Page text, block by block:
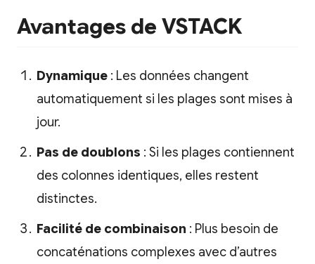
Avantages de VSTACK
Dynamique : Les données changent
automatiquement si les plages sont mises à
jour.
Pas de doublons : Si les plages contiennent
des colonnes identiques, elles restent
distinctes.
Facilité de combinaison : Plus besoin de
concaténations complexes avec d’autres